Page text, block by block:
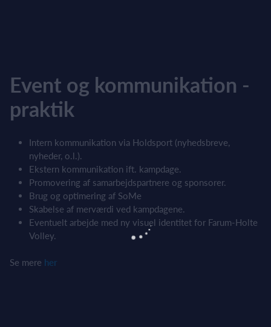
Event og kommunikation -
praktik
Intern kommunikation via Holdsport (nyhedsbreve,
nyheder, o.l.).
Ekstern kommunikation ift. kampdage.
Promovering af samarbejdspartnere og sponsorer.
Brug og optimering af SoMe
Skabelse af merværdi ved kampdagene.
Eventuelt arbejde med ny visuel identitet for Farum-Holte
Volley.
Se mere her